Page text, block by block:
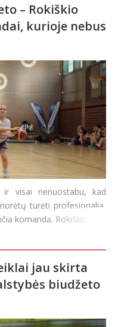
– Rokiškio
kurioje nebus
visai nenuostabu, kad
turėti profesionalią,
komandą. Rokiškis – ne
jau skirta
biudžeto